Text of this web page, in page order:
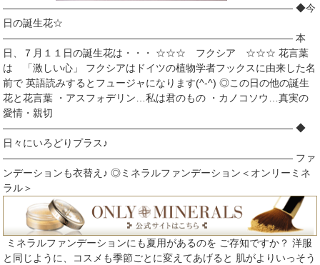
――――――――――――――――――――――――――――― ◆今
日の誕生花☆
――――――――――――――――――――――――――――― 本
日、７月１１日の誕生花は・・・ ☆☆☆ フクシア ☆☆☆ 花言葉
は 「激しい心」 フクシアはドイツの植物学者フックスに由来した名
前で 英語読みするとフュージャになります(^-^) ◎この日の他の誕生
花と花言葉 ・アスフォデリン…私は君のもの ・カノコソウ…真実の
愛情・親切
――――――――――――――――――――――――――――― ◆
日々にいろどりプラス♪
――――――――――――――――――――――――――――― ファ
ンデーションも衣替え♪ ◎ミネラルファンデーション＜オンリーミネ
ラル＞
ミネラルファンデーションにも夏用があるのを ご存知ですか？ 洋服
と同じように、コスメも季節ごとに変えてあげると 肌がよりいっそう